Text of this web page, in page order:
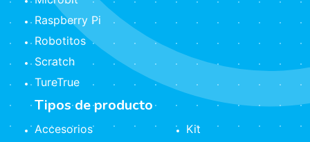
Raspberry Pi
Robotitos
Scratch
TureTrue
Tipos de producto
Accesorios
Kit